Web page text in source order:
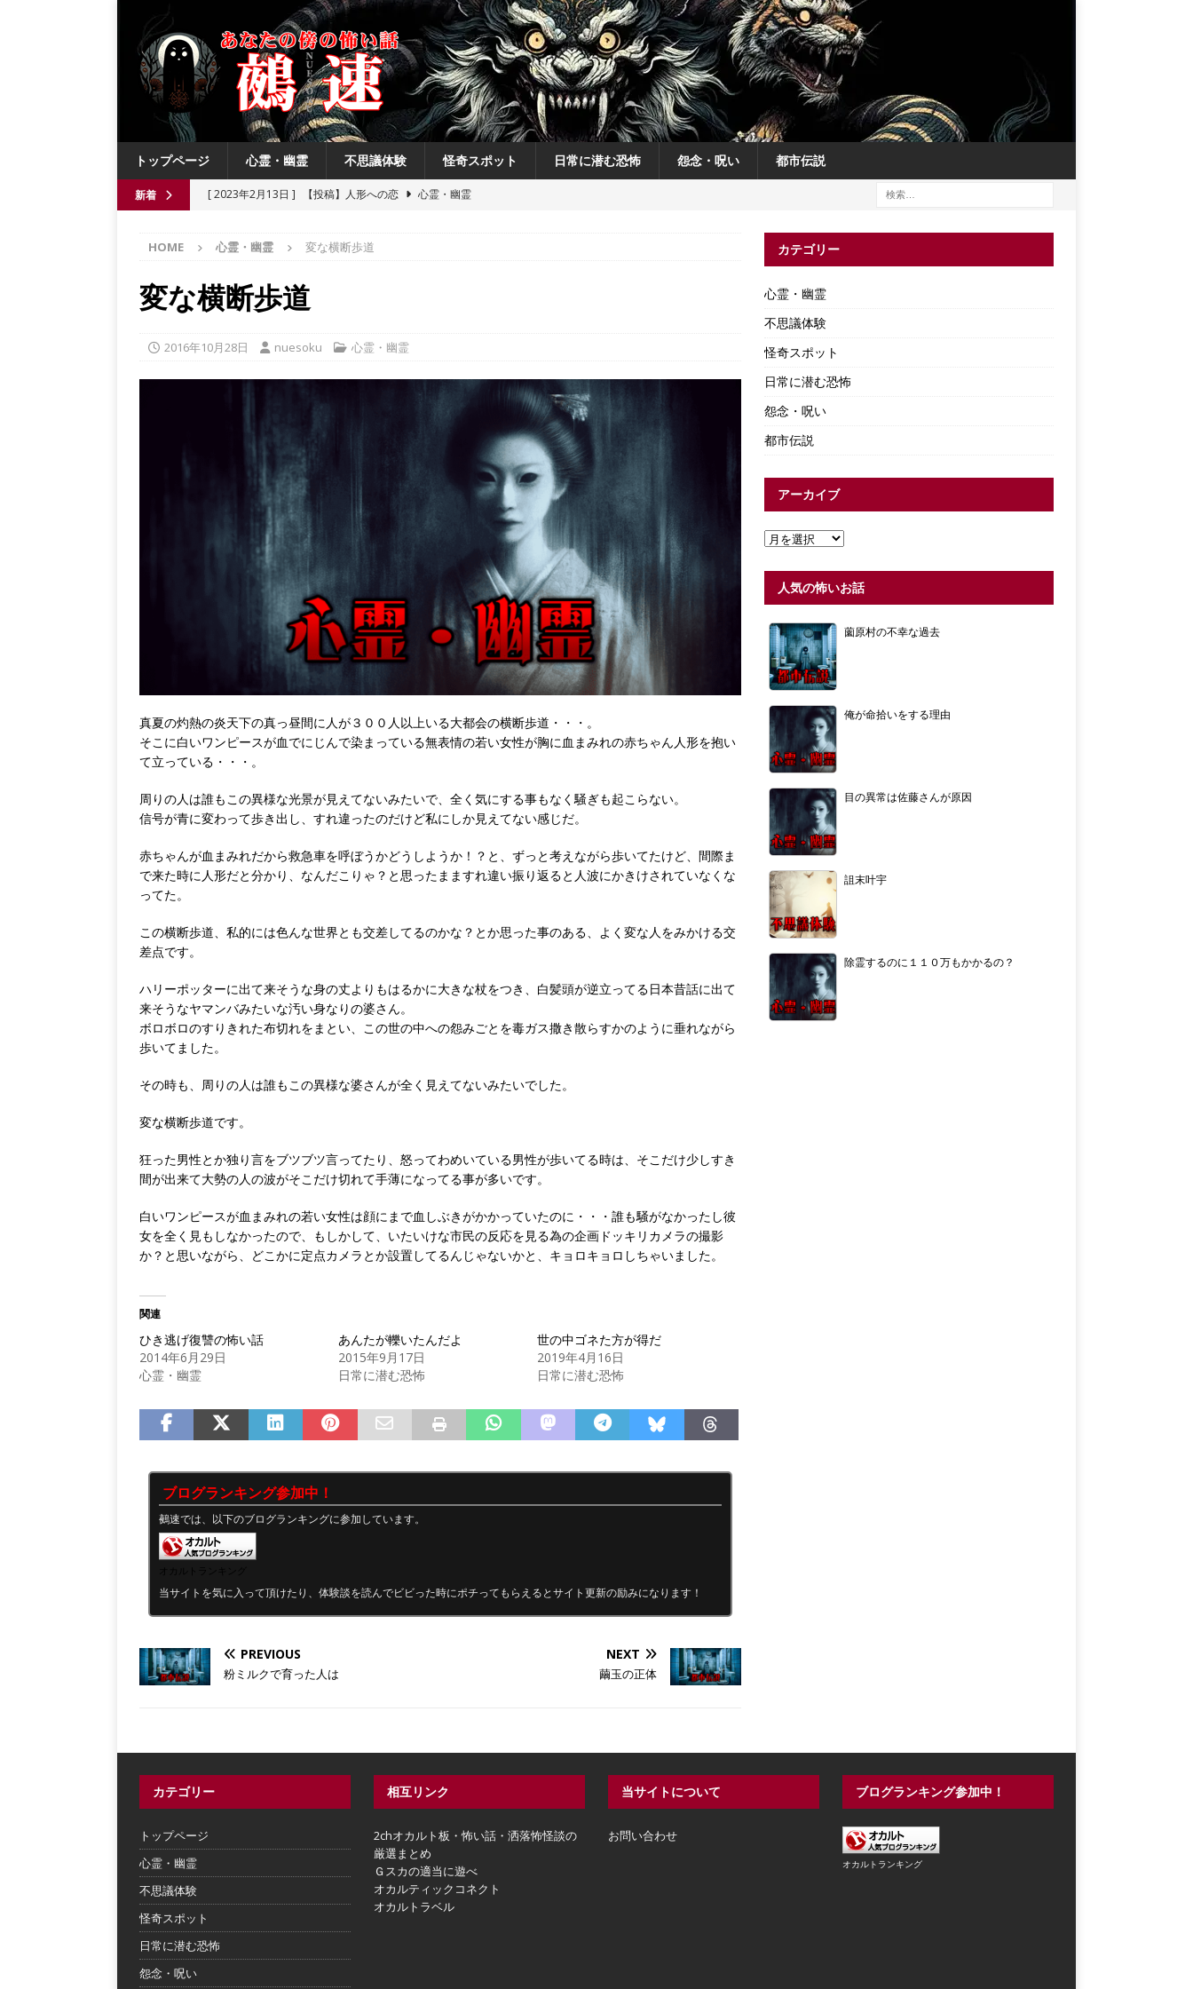
トップページ 心霊・幽霊 不思議体験 怪奇スポット 日常に潜む恐怖 怨念・呪い 都市伝説
新着 [ 2023年2月13日 ] 【投稿】人形への恋
心霊・幽霊
[ 2021年6月13日 ]
チチケゥ
都市伝説
[ 2021年6月13日 ] ニュータウン祟り神
[ 2023年4月4日 ] 【投稿】厄祓い
HOME 心霊・幽霊 変な横断歩道
変な横断歩道
2016年10月28日 nuesoku 心霊・幽霊
真夏の灼熱の炎天下の真っ昼間に人が３００人以上いる大都会の横断歩道・・・。
そこに白いワンピースが血でにじんで染まっている無表情の若い女性が胸に血まみれの赤ちゃん人形を抱い
て立っている・・・。
周りの人は誰もこの異様な光景が見えてないみたいで、全く気にする事もなく騒ぎも起こらない。
信号が青に変わって歩き出し、すれ違ったのだけど私にしか見えてない感じだ。
赤ちゃんが血まみれだから救急車を呼ぼうかどうしようか！？と、ずっと考えながら歩いてたけど、間際ま
で来た時に人形だと分かり、なんだこりゃ？と思ったまますれ違い振り返ると人波にかきけされていなくな
ってた。
この横断歩道、私的には色んな世界とも交差してるのかな？とか思った事のある、よく変な人をみかける交
差点です。
ハリーポッターに出て来そうな身の丈よりもはるかに大きな杖をつき、白髪頭が逆立ってる日本昔話に出て
来そうなヤマンバみたいな汚い身なりの婆さん。
ボロボロのすりきれた布切れをまとい、この世の中への怨みごとを毒ガス撒き散らすかのように垂れながら
歩いてました。
その時も、周りの人は誰もこの異様な婆さんが全く見えてないみたいでした。
変な横断歩道です。
狂った男性とか独り言をブツブツ言ってたり、怒ってわめいている男性が歩いてる時は、そこだけ少しすき
間が出来て大勢の人の波がそこだけ切れて手薄になってる事が多いです。
白いワンピースが血まみれの若い女性は顔にまで血しぶきがかかっていたのに・・・誰も騒がなかったし彼
女を全く見もしなかったので、もしかして、いたいけな市民の反応を見る為の企画ドッキリカメラの撮影
か？と思いながら、どこかに定点カメラとか設置してるんじゃないかと、キョロキョロしちゃいました。
関連
ひき逃げ復讐の怖い話
2014年6月29日
心霊・幽霊
あんたが轢いたんだよ
2015年9月17日
日常に潜む恐怖
世の中ゴネた方が得だ
2019年4月16日
日常に潜む恐怖
ブログランキング参加中！
鵺速では、以下のブログランキングに参加しています。
当サイトを気に入って頂けたり、体験談を読んでビビった時にポチってもらえるとサイト更新の励みになります！
PREVIOUS
粉ミルクで育った人は
NEXT
繭玉の正体
カテゴリー
心霊・幽霊
不思議体験
怪奇スポット
日常に潜む恐怖
怨念・呪い
都市伝説
アーカイブ
人気の怖いお話
薗原村の不幸な過去
俺が命拾いをする理由
目の異常は佐藤さんが原因
詛末叶宇
除霊するのに１１０万もかかるの？
カテゴリー
トップページ
心霊・幽霊
不思議体験
怪奇スポット
日常に潜む恐怖
怨念・呪い
相互リンク
2chオカルト板・怖い話・洒落怖怪談の
厳選まとめ
Ｇスカの適当に遊べ
オカルティックコネクト
オカルトラベル
当サイトについて
お問い合わせ
ブログランキング参加中！
オカルトランキング